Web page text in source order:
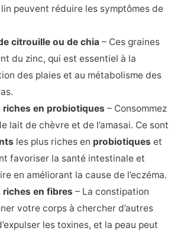
lin peuvent réduire les symptômes de
citrouille ou de chia – Ces graines
du zinc, qui est essentiel à la
des plaies et au métabolisme des
riches en probiotiques – Consommez
lait de chèvre et de l’amasai. Ce sont
les plus riches en probiotiques et
favoriser la santé intestinale et
en améliorant la cause de l’eczéma.
en fibres – La constipation
votre corps à chercher d’autres
les toxines, et la peau peut